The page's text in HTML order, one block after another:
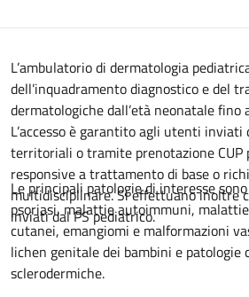
Descrizione
L’ambulatorio di dermatologia
dell’inquadramento diagnostico e del
dermatologiche dall’età neonatale fino
L’accesso è garantito agli utenti inviati
territoriali o tramite prenotazione CUP
responsive a trattamento di base o
multidisciplinare. Si effettuano inoltre
inviati dal PS pediatrico.
Le principali patologie di interesse
psoriasi, malattie autoimmuni,
cutanei, emangiomi e malformazioni
lichen genitale dei bambini e patologie
sclerodermiche.